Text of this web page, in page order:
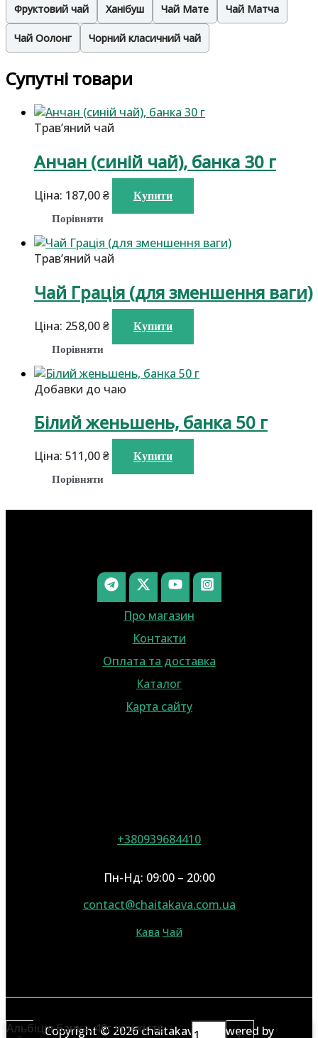
Фруктовий чай Ханібуш Чай Мате Чай Матча
Чай Оолонг Чорний класичний чай
Супутні товари
Травʼяний чай
Анчан (синій чай), банка 30 г
Ціна: 187,00₴ Купити
Порівняти
Травʼяний чай
Чай Грація (для зменшення ваги)
Ціна: 258,00₴ Купити
Порівняти
Добавки до чаю
Білий женьшень, банка 50 г
Ціна: 511,00₴ Купити
Порівняти
Про магазин
Контакти
Оплата та доставка
Каталог
Карта сайту
+380939684410
Пн-Нд: 09:00 – 20:00
contact@chaitakava.com.ua
Кава Чай
Copyright © 2026 chaitakava | Powered by
Альбіція банка, 40г кількість